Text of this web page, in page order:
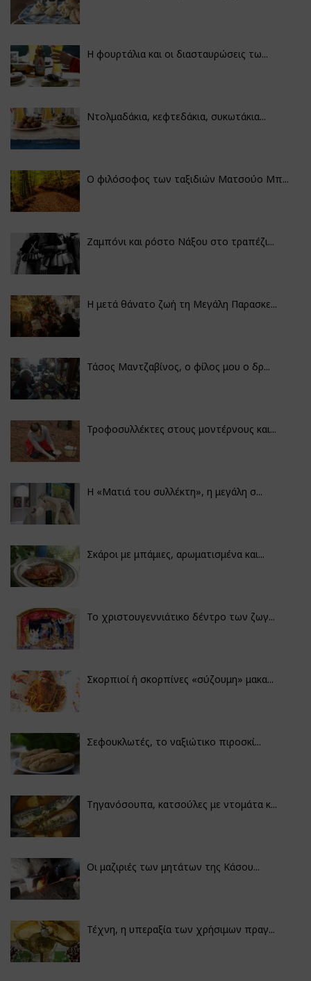
Η φουρτάλια και οι διασταυρώσεις τω...
Ντολμαδάκια, κεφτεδάκια, συκωτάκια...
Ο φιλόσοφος των ταξιδιών Ματσούο Μπ...
Ζαμπόνι και ρόστο Νάξου στο τραπέζι...
Η μετά θάνατο ζωή τη Μεγάλη Παρασκε...
Τάσος Μαντζαβίνος, ο φίλος μου ο δρ...
Τροφοσυλλέκτες στους μοντέρνους και...
H «Ματιά του συλλέκτη», η μεγάλη σ...
Σκάροι με μπάμιες, αρωματισμένα και...
Το χριστουγεννιάτικο δέντρο των ζωγ...
Σκορπιοί ή σκορπίνες «σύζουμη» μακα...
Σεφουκλωτές, το ναξιώτικο πιροσκί...
Τηγανόσουπα, κατσούλες με ντομάτα κ...
Οι μαζιριές των μητάτων της Κάσου...
Τέχνη, η υπεραξία των χρήσιμων πραγ...